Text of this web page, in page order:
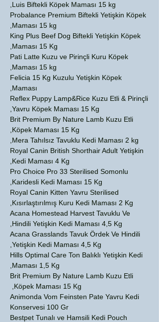
Luis Biftekli Köpek Maması 15 kg,
Probalance Premium Biftekli Yetişkin Köpek
Maması 15 kg,
King Plus Beef Dog Biftekli Yetişkin Köpek
Maması 15 Kg,
Pati Latte Kuzu ve Pirinçli Kuru Köpek
Maması 15 kg,
Felicia 15 Kg Kuzulu Yetişkin Köpek
Maması,
Reflex Puppy Lamp&Rice Kuzu Etli & Pirinçli
Yavru Köpek Maması 15 Kg,
Brit Premium By Nature Lamb Kuzu Etli
Köpek Maması 15 Kg,
Mera Tahılsız Tavuklu Kedi Maması 2 kg,
Royal Canin British Shorthair Adult Yetişkin
Kedi Maması 4 Kg,
Pro Choice Pro 33 Sterilised Somonlu
Karidesli Kedi Maması 15 Kg,
Royal Canin Kitten Yavru Sterilised
Kısırlaştırılmış Kuru Kedi Maması 2 Kg,
Acana Homestead Harvest Tavuklu Ve
Hindili Yetişkin Kedi Maması 4,5 Kg,
Acana Grasslands Tavuk Ördek Ve Hindili
Yetişkin Kedi Maması 4,5 Kg,
Hills Optimal Care Ton Balıklı Yetişkin Kedi
Maması 1,5 Kg,
Brit Premium By Nature Lamb Kuzu Etli
Köpek Maması 15 Kg,
Animonda Vom Feinsten Pate Yavru Kedi
Konservesi 100 Gr
Bestpet Tunalı ve Hamsili Kedi Pouch